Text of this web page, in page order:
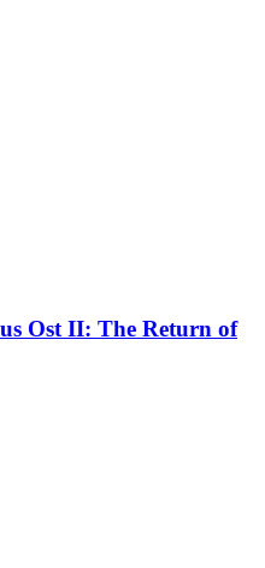
Ost II: The Return of